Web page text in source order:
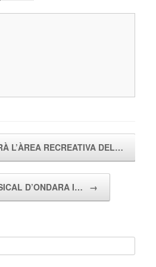
L’ÀREA RECREATIVA DEL…
D’ONDARA I… →